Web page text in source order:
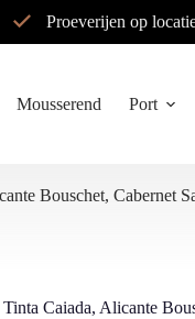
Proeverijen op
Mousserend Port
Bouschet, Cabernet
Caiada, Alicante